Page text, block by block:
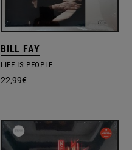
BILL FAY
LIFE IS PEOPLE
22,99€